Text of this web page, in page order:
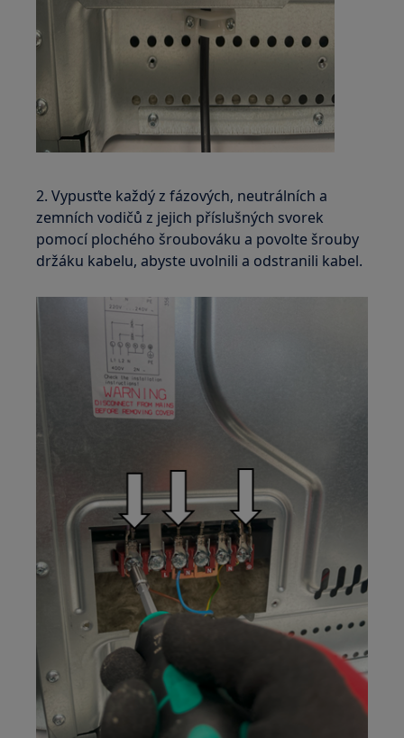
2. Vypusťte každý z fázových, neutrálních a
zemních vodičů z jejich příslušných svorek
pomocí plochého šroubováku a povolte šrouby
držáku kabelu, abyste uvolnili a odstranili kabel.